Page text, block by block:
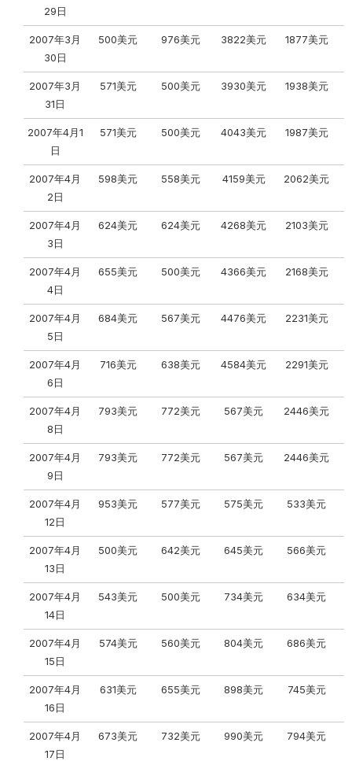
29日
2007年3月
30日
500美元 976美元 3822美元 1877美元
2007年3月
31日
571美元 500美元 3930美元 1938美元
2007年4月1
日
571美元 500美元 4043美元 1987美元
2007年4月
2日
598美元 558美元 4159美元 2062美元
2007年4月
3日
624美元 624美元 4268美元 2103美元
2007年4月
4日
655美元 500美元 4366美元 2168美元
2007年4月
5日
684美元 567美元 4476美元 2231美元
2007年4月
6日
716美元 638美元 4584美元 2291美元
2007年4月
8日
793美元 772美元 567美元 2446美元
2007年4月
9日
793美元 772美元 567美元 2446美元
2007年4月
12日
953美元 577美元 575美元 533美元
2007年4月
13日
500美元 642美元 645美元 566美元
2007年4月
14日
543美元 500美元 734美元 634美元
2007年4月
15日
574美元 560美元 804美元 686美元
2007年4月
16日
631美元 655美元 898美元 745美元
2007年4月
17日
673美元 732美元 990美元 794美元